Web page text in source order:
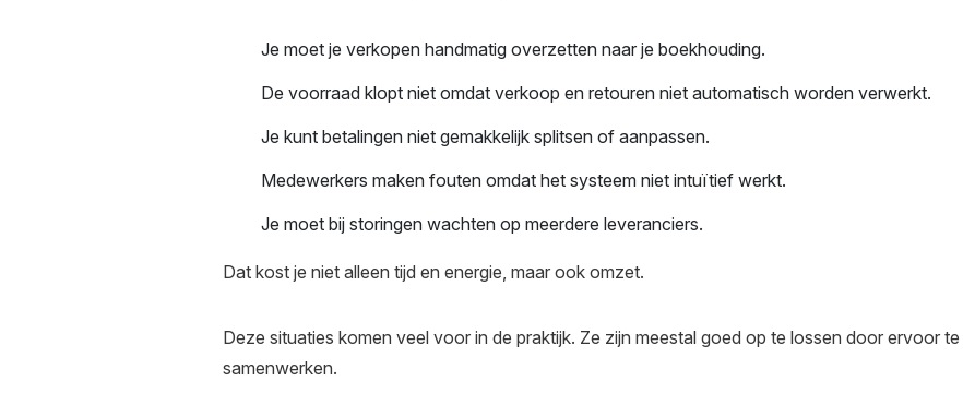
Je moet je verkopen handmatig overzetten naar je boekhouding.
De voorraad klopt niet omdat verkoop en retouren niet automatisch worden verwerkt.
Je kunt betalingen niet gemakkelijk splitsen of aanpassen.
Medewerkers maken fouten omdat het systeem niet intuïtief werkt.
Je moet bij storingen wachten op meerdere leveranciers.
Dat kost je niet alleen tijd en energie, maar ook omzet.
Deze situaties komen veel voor in de praktijk. Ze zijn meestal goed op te lossen door ervoor
samenwerken.